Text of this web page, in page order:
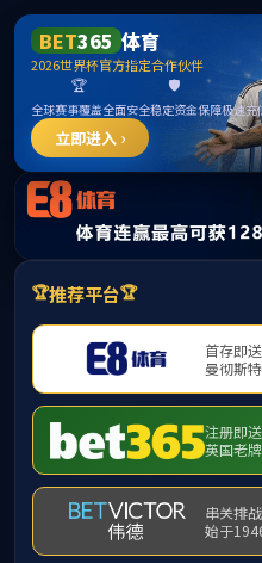
今天是：2026年8月7日 星期五
首页 学院概况